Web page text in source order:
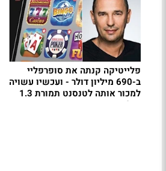
פלייטיקה קנתה את סופרפליי
ב-690 מיליון דולר - ועכשיו עשויה
למכור אותה לטנסנט תמורת 1.3
מיליארד